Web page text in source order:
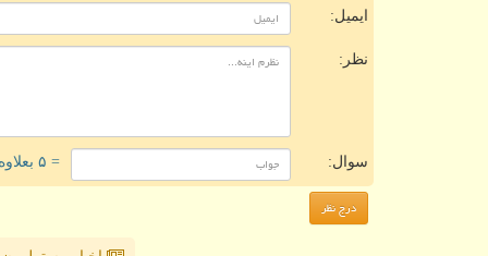
ایمیل:
نظر:
سوال: = ۵ بعلاوه ۴